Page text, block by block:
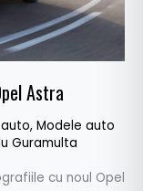
Astra
, Modele auto
Guramulta
cu noul Opel